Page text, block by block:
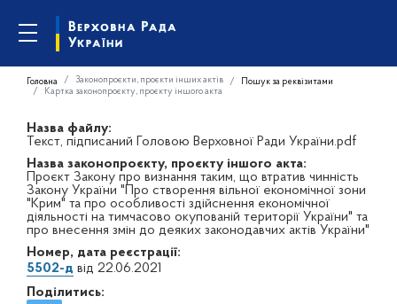
Головна Законопроєкти, проєкти інших актів
Пошук за реквізитами
Картка законопроєкту, проєкту іншого акта
Назва файлу:
Текст, підписаний Головою Верховної Ради України.pdf
Назва законопроєкту, проєкту іншого акта:
Проєкт Закону про визнання таким, що втратив чинність
Закону України "Про створення вільної економічної зони
"Крим" та про особливості здійснення економічної
діяльності на тимчасово окупованій території України" та
про внесення змін до деяких законодавчих актів України"
Номер, дата реєстрації:
5502-д від 22.06.2021
Поділитись: